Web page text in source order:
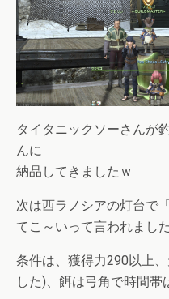
タイタニックソーさんが
んに
納品してきましたｗ
次は西ラノシアの灯台で
てこ～いって言われまし
条件は、獲得力290以上
した)、餌は弓角で時間帯